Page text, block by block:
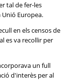
tal de fer-les
Europea.
en els censos de
es va recollir per
un full
d'interès per al